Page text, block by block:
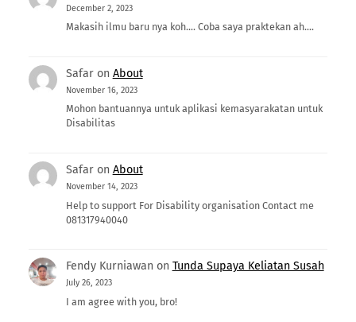
December 2, 2023
Makasih ilmu baru nya koh.... Coba saya praktekan ah....
Safaron About
November 16, 2023
Mohon bantuannya untuk aplikasi kemasyarakatan untuk
Disabilitas
Safaron About
November 14, 2023
Help to support For Disability organisation Contact me
081317940040
Fendy Kurniawanon Tunda Supaya Keliatan Susah
July 26, 2023
I am agree with you, bro!